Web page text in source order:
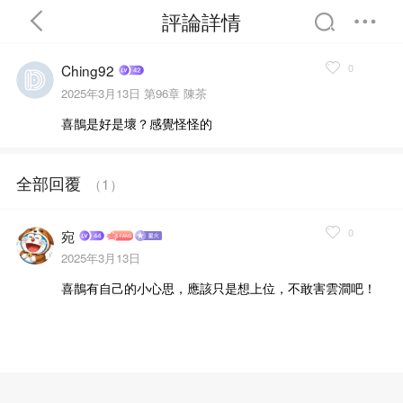
評論詳情
Ching92
2025年3月13日第96章 陳茶
0
喜鵲是好是壞？感覺怪怪的
全部回覆 （1 ）
宛
2025年3月13日
0
喜鵲有自己的小心思，應該只是想上位，不敢害雲澗吧！
首頁 分類
完結 書屋
我的書架